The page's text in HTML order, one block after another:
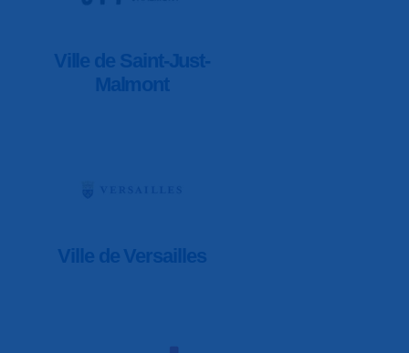
Ville de Saint-Just-
Malmont
Ville de Versailles